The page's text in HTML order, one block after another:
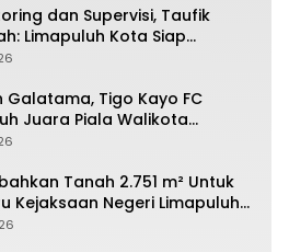
dan Supervisi, Taufik
Limapuluh Kota Siap
Terbaiknya Pada Porprov
Galatama, Tigo Kayo FC
Juara Piala Walikota
2026
Tanah 2.751 m² Untuk
Kejaksaan Negeri Limapuluh